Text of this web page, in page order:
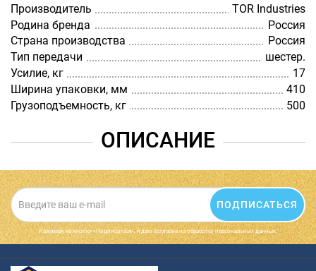
Производитель
TOR Industries
Родина бренда
Россия
Страна производства
Россия
Тип передачи
шестер.
Усилие, кг
17
Ширина упаковки, мм
410
Грузоподъемность, кг
500
ОПИСАНИЕ
ПОДПИСАТЬСЯ
Нажимая на кнопку «Подписаться», я даю cогласие на обработку персональных данных.